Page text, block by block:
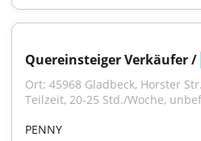
Quereinsteiger Verkäufer /
Ort: 45968 Gladbeck, Horster
Teilzeit, 20-25 Std./Woche,
PENNY